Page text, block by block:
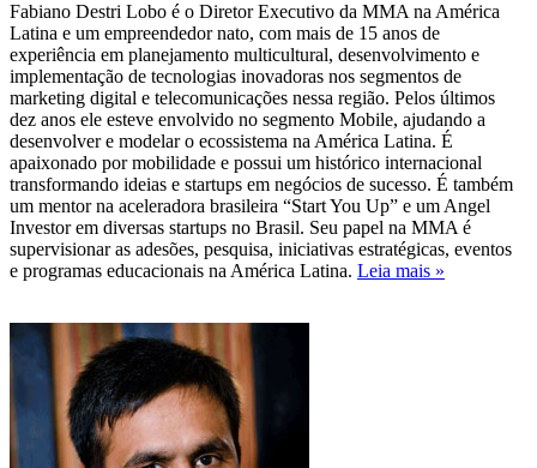
Fabiano Destri Lobo é o Diretor Executivo da MMA na América
Latina e um empreendedor nato, com mais de 15 anos de
experiência em planejamento multicultural, desenvolvimento e
implementação de tecnologias inovadoras nos segmentos de
marketing digital e telecomunicações nessa região. Pelos últimos
dez anos ele esteve envolvido no segmento Mobile, ajudando a
desenvolver e modelar o ecossistema na América Latina. É
apaixonado por mobilidade e possui um histórico internacional
transformando ideias e startups em negócios de sucesso. É também
um mentor na aceleradora brasileira “Start You Up” e um Angel
Investor em diversas startups no Brasil. Seu papel na MMA é
supervisionar as adesões, pesquisa, iniciativas estratégicas, eventos
e programas educacionais na América Latina. Leia mais »